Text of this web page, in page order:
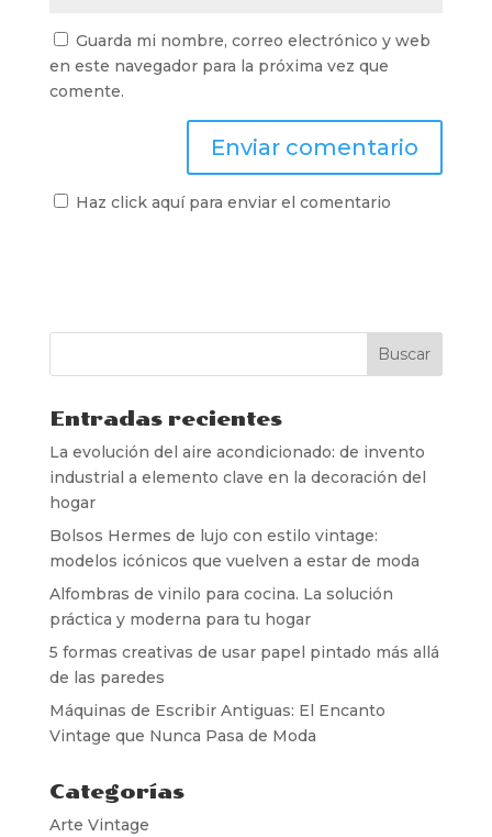
Guarda mi nombre, correo electrónico y web
en este navegador para la próxima vez que
comente.
Haz click aquí para enviar el comentario
Entradas recientes
La evolución del aire acondicionado: de invento
industrial a elemento clave en la decoración del
hogar
Bolsos Hermes de lujo con estilo vintage:
modelos icónicos que vuelven a estar de moda
Alfombras de vinilo para cocina. La solución
práctica y moderna para tu hogar
5 formas creativas de usar papel pintado más allá
de las paredes
Máquinas de Escribir Antiguas: El Encanto
Vintage que Nunca Pasa de Moda
Categorías
Arte Vintage